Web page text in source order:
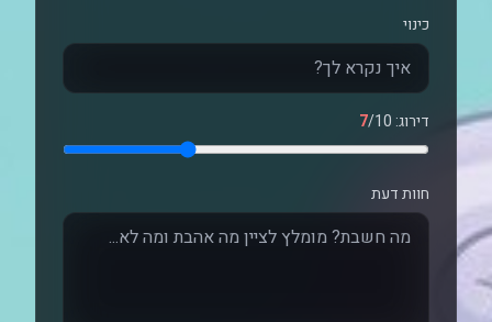
כינוי
דירוג: 7/10
חוות דעת